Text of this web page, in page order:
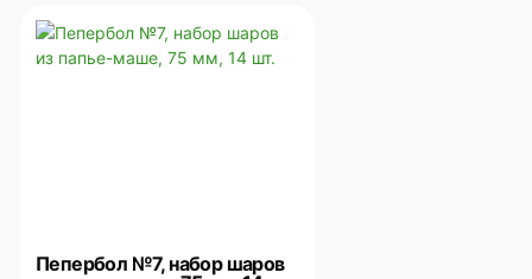
Пепербол №7, набор шаров